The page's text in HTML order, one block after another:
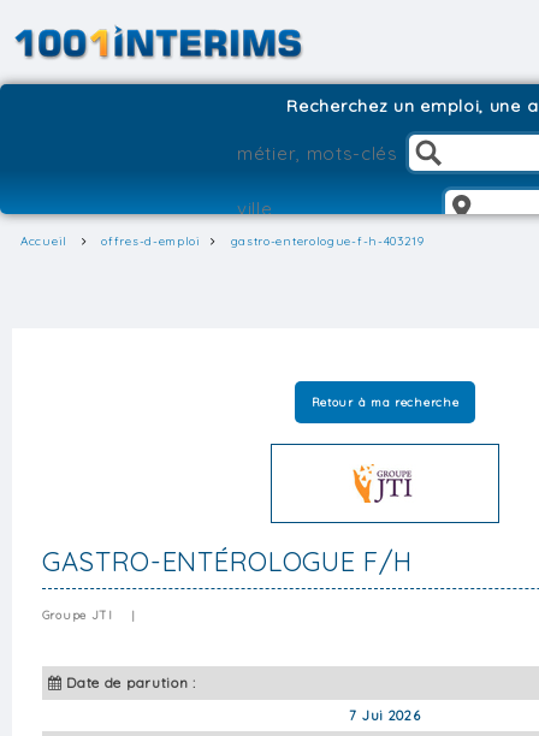
Recherchez un emploi, une
Accueil offres-d-emploi gastro-enterologue-f-h-403219
Retour à ma recherche
GASTRO-ENTÉROLOGUE F/H
Groupe JTI |
Date de parution :
7 Jui 2026